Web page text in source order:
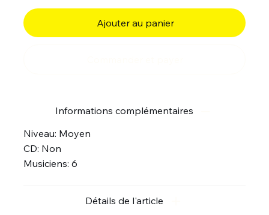
Ajouter au panier
Informations complémentaires
Niveau: Moyen
CD: Non
Musiciens: 6
Détails de l'article